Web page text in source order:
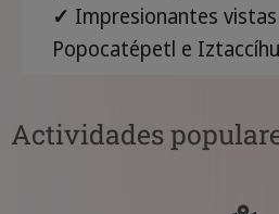
✓ Impresionantes
Popocatépetl e
Actividades